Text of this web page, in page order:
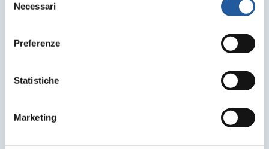
delNecessari
Preferenze
Statistiche
Marketing